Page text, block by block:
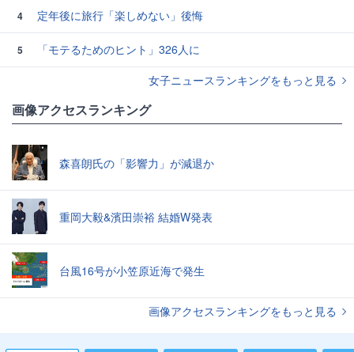
4 定年後に旅行「楽しめない」後悔
5
「モテるためのヒント」326人に
女子ニュースランキングをもっと見る
画像アクセスランキング
森喜朗氏の「影響力」が減退か
重岡大毅&濱田崇裕 結婚W発表
台風16号が小笠原近海で発生
画像アクセスランキングをもっと見る